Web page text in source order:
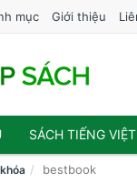
mục Giới thiệu
SÁCH TIẾNG VIỆT
bestbook